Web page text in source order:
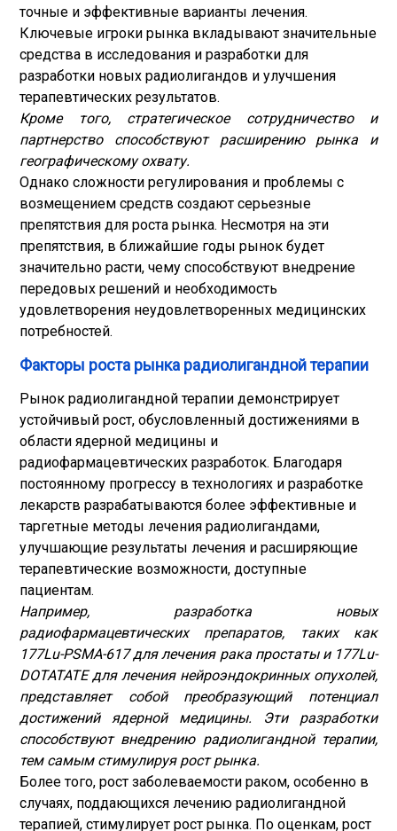
точные и эффективные варианты лечения.
Ключевые игроки рынка вкладывают значительные
средства в исследования и разработки для
разработки новых радиолигандов и улучшения
терапевтических результатов.
Кроме того, стратегическое сотрудничество и
партнерство способствуют расширению рынка и
географическому охвату.
Однако сложности регулирования и проблемы с
возмещением средств создают серьезные
препятствия для роста рынка. Несмотря на эти
препятствия, в ближайшие годы рынок будет
значительно расти, чему способствуют внедрение
передовых решений и необходимость
удовлетворения неудовлетворенных медицинских
потребностей.
Факторы роста рынка радиолигандной терапии
Рынок радиолигандной терапии демонстрирует
устойчивый рост, обусловленный достижениями в
области ядерной медицины и
радиофармацевтических разработок. Благодаря
постоянному прогрессу в технологиях и разработке
лекарств разрабатываются более эффективные и
таргетные методы лечения радиолигандами,
улучшающие результаты лечения и расширяющие
терапевтические возможности, доступные
пациентам.
Например, разработка новых
радиофармацевтических препаратов, таких как
177Lu-PSMA-617 для лечения рака простаты и 177Lu-
DOTATATE для лечения нейроэндокринных опухолей,
представляет собой преобразующий потенциал
достижений ядерной медицины. Эти разработки
способствуют внедрению радиолигандной терапии,
тем самым стимулируя рост рынка.
Более того, рост заболеваемости раком, особенно в
случаях, поддающихся лечению радиолигандной
терапией, стимулирует рост рынка. По оценкам, рост